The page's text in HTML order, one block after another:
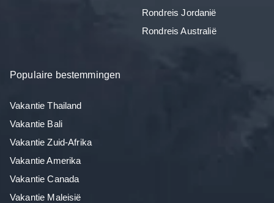
Rondreis Jordanië
Rondreis Australië
Populaire bestemmingen
Vakantie Thailand
Vakantie Bali
Vakantie Zuid-Afrika
Vakantie Amerika
Vakantie Canada
Vakantie Maleisië